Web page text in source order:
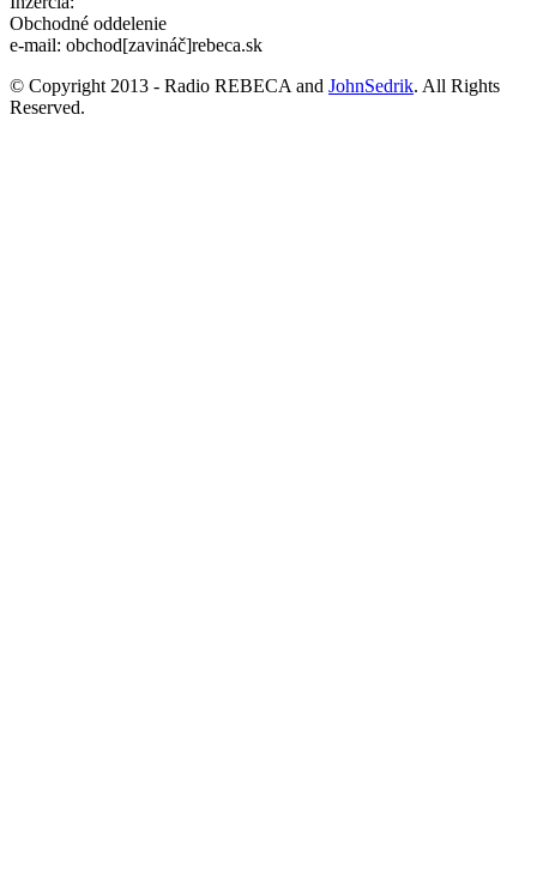
Obchodné oddelenie
e-mail: obchod[zavináč]rebeca.sk
© Copyright 2013 - Radio REBECA and JohnSedrik. All Rights
Reserved.